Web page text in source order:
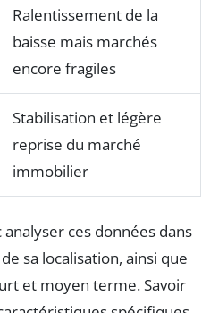
Ralentissement de la
baisse mais marchés
encore fragiles
Stabilisation et légère
reprise du marché
immobilier
ces données dans
sa localisation, ainsi que
et moyen terme. Savoir